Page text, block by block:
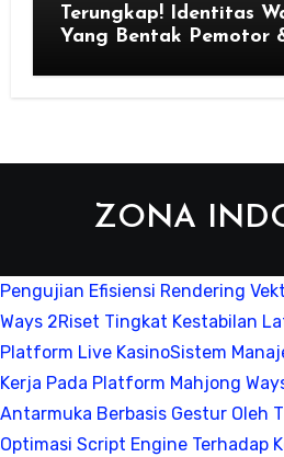
Terungkap! Identitas
Yang Bentak Pemotor
ZONA
Pengujian Efisiensi Rendering
Ways 2Riset Tingkat Kestabilan
Platform Live KasinoSistem
Kerja Pada Platform Mahjong
Antarmuka Berbasis Gestur Oleh
Optimasi Script Engine Terhadap